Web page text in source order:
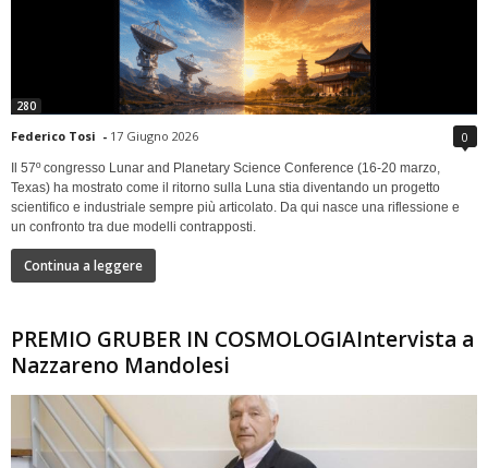
280
Federico Tosi - 17 Giugno 2026 0
Il 57º congresso Lunar and Planetary Science Conference (16-20 marzo,
Texas) ha mostrato come il ritorno sulla Luna stia diventando un progetto
scientifico e industriale sempre più articolato. Da qui nasce una riflessione e
un confronto tra due modelli contrapposti.
Continua a leggere
PREMIO GRUBER IN COSMOLOGIAIntervista a
Nazzareno Mandolesi